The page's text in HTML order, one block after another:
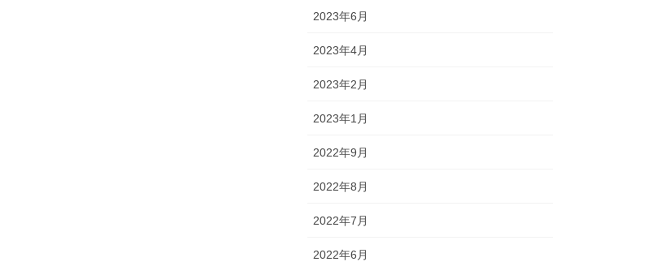
2023年6月
2023年4月
2023年2月
2023年1月
2022年9月
2022年8月
2022年7月
2022年6月